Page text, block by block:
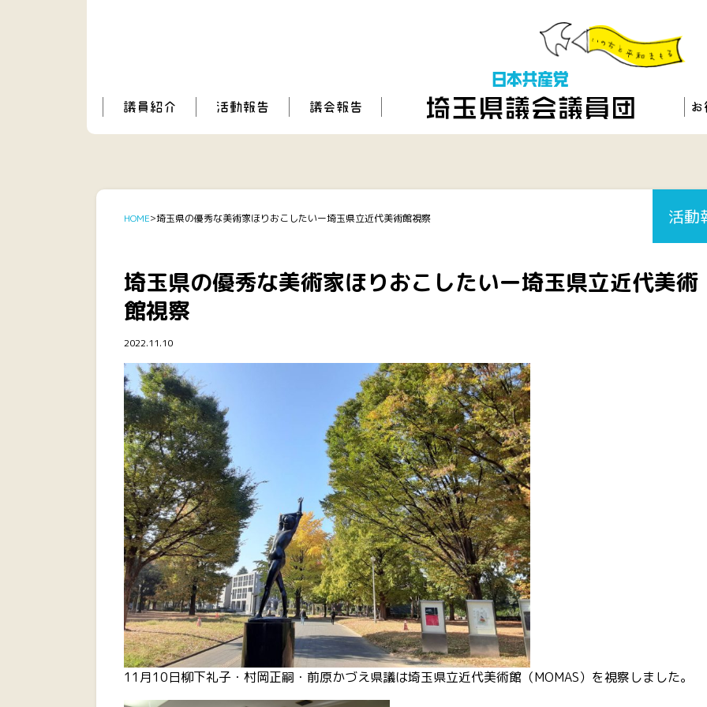
HOME 埼玉県の優秀な美術家ほりおこしたいー埼玉県立近代美術館視察
埼玉県の優秀な美術家ほりおこしたいー埼玉県立近代美術
館視察
2022.11.10
活動
11月10日柳下礼子・村岡正嗣・前原かづえ県議は埼玉県立近代美術館（MOMAS）を視察しました。